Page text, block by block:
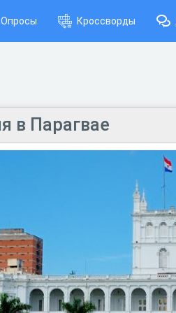
Опросы Кроссворды
в Парагвае